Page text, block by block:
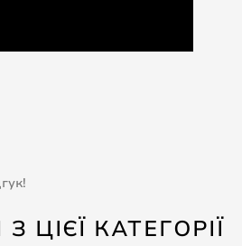
ЦІЄЇ КАТЕГОРІЇ